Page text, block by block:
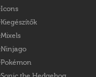
Icons
Kiegészítők
Mixels
Ninjago
Pokémon